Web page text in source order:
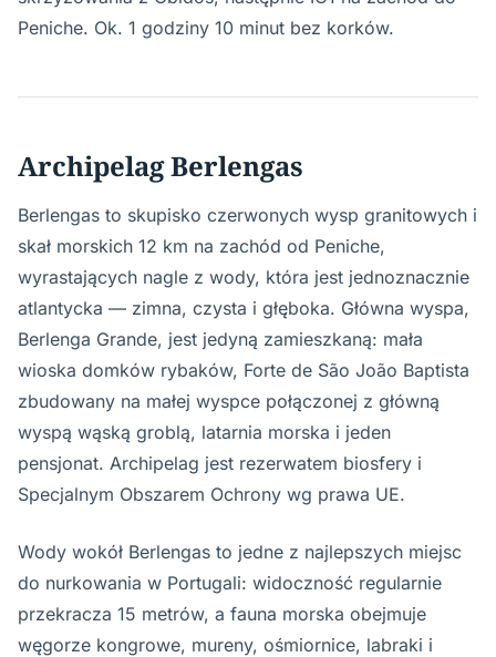
Peniche. Ok. 1 godziny 10 minut bez korków.
Archipelag Berlengas
Berlengas to skupisko czerwonych wysp granitowych i
skał morskich 12 km na zachód od Peniche,
wyrastających nagle z wody, która jest jednoznacznie
atlantycka — zimna, czysta i głęboka. Główna wyspa,
Berlenga Grande, jest jedyną zamieszkaną: mała
wioska domków rybaków, Forte de São João Baptista
zbudowany na małej wyspce połączonej z główną
wyspą wąską groblą, latarnia morska i jeden
pensjonat. Archipelag jest rezerwatem biosfery i
Specjalnym Obszarem Ochrony wg prawa UE.
Wody wokół Berlengas to jedne z najlepszych miejsc
do nurkowania w Portugali: widoczność regularnie
przekracza 15 metrów, a fauna morska obejmuje
węgorze kongrowe, mureny, ośmiornice, labraki i